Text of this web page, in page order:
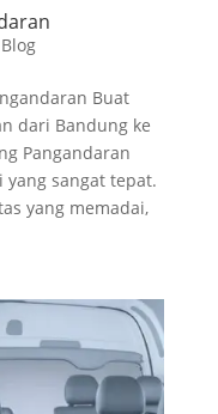
Blog
Buat
dari Bandung ke
Pangandaran
sangat tepat.
yang memadai,